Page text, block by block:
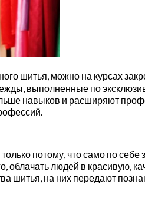
шитья, можно на курсах
выполненные по
навыков и расширяют
потому, что само по себе
облачать людей в красивую,
шитья, на них передают